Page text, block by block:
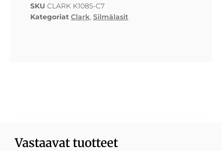
SKU CLARK K1085-C7
Kategoriat Clark, Silmälasit
Vastaavat tuotteet